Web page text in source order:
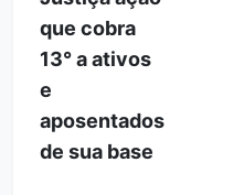
que cobra
13° a ativos
e
aposentados
de sua base